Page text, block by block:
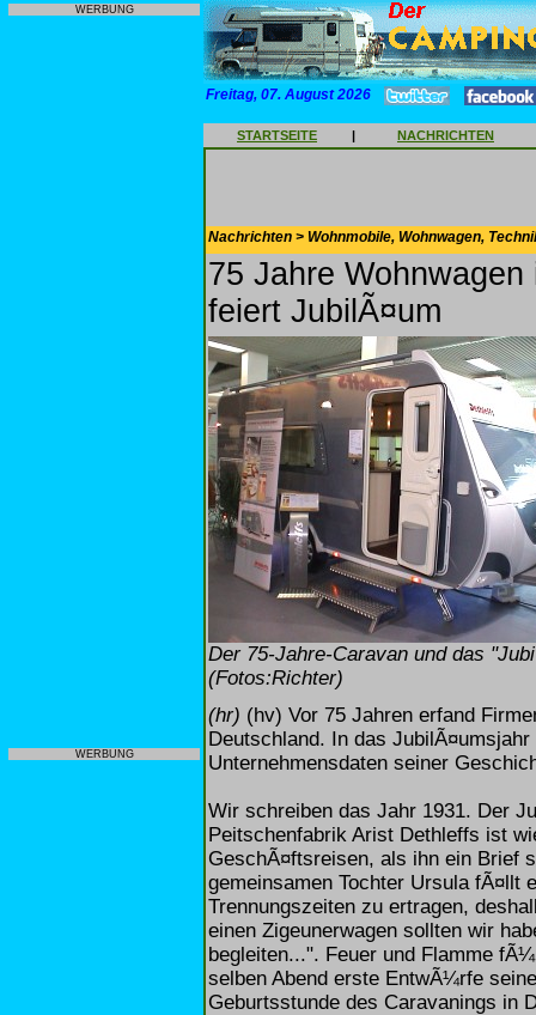
WERBUNG
WERBUNG
Freitag, 07. August 2026
STARTSEITE | NACHRICHTEN
Nachrichten > Wohnmobile, Wohnwagen,
75 Jahre
feiert JubilÃ¤um
Der 75-Jahre-Caravan und das
(Fotos:Richter)
(hr) (hv) Vor 75 Jahren erfand
Deutschland. In das
Unternehmensdaten seiner
Wir schreiben das Jahr 1931. Der
Peitschenfabrik Arist Dethleffs ist
GeschÃ¤ftsreisen, als ihn ein Brief
gemeinsamen Tochter Ursula fÃ¤llt
Trennungszeiten zu ertragen,
einen Zigeunerwagen sollten wir
begleiten...". Feuer und Flamme
selben Abend erste EntwÃ¼rfe
Geburtsstunde des Caravanings in